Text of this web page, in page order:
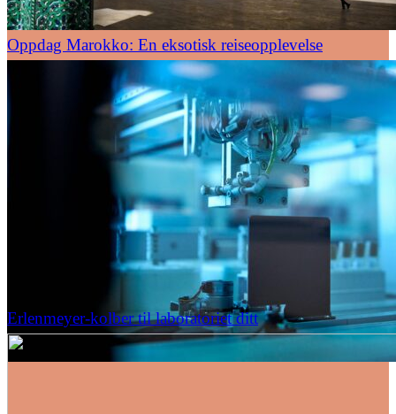
Oppdag Marokko: En eksotisk reiseopplevelse
Erlenmeyer-kolber til laboratoriet ditt